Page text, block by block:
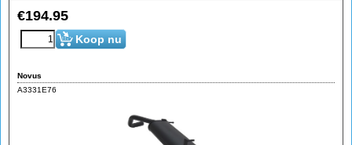
€194.95
Koop nu
Novus
A3331E76